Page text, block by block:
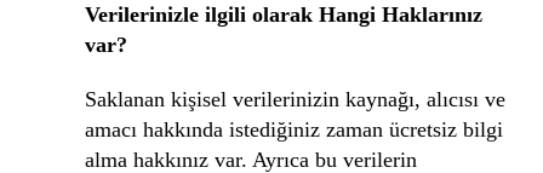
Verilerinizle ilgili olarak Hangi Haklarınız
var?
Saklanan kişisel verilerinizin kaynağı, alıcısı ve
amacı hakkında istediğiniz zaman ücretsiz bilgi
alma hakkınız var. Ayrıca bu verilerin